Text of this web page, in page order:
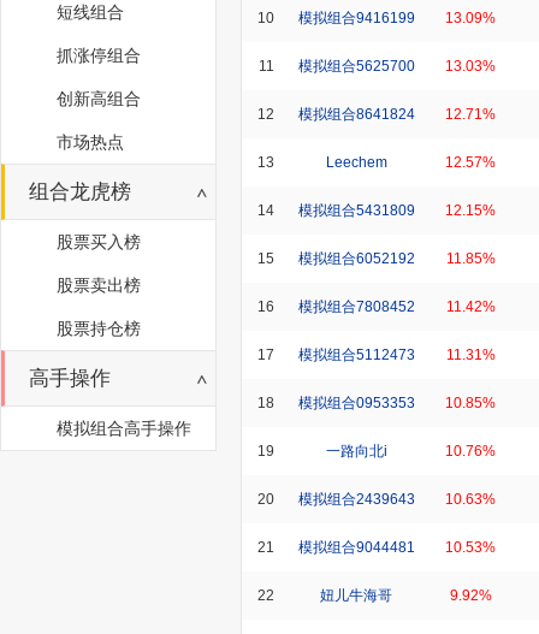
短线组合
抓涨停组合
创新高组合
市场热点
组合龙虎榜
股票买入榜
股票卖出榜
股票持仓榜
高手操作
模拟组合高手操作
10 模拟组合9416199 13.09%
11 模拟组合5625700 13.03%
12 模拟组合8641824 12.71%
13 Leechem 12.57%
14 模拟组合5431809 12.15%
15 模拟组合6052192 11.85%
16 模拟组合7808452 11.42%
17 模拟组合5112473 11.31%
18 模拟组合0953353 10.85%
19 一路向北i 10.76%
20 模拟组合2439643 10.63%
21 模拟组合9044481 10.53%
22 妞儿牛海哥 9.92%